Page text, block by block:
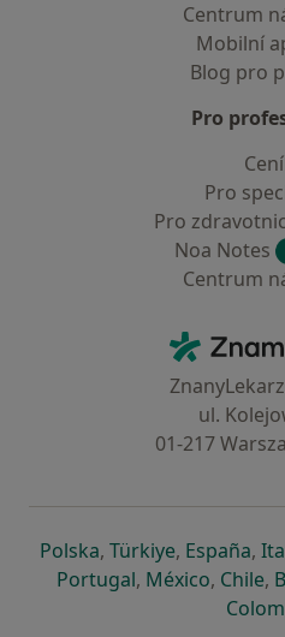
Centrum
Mobilní
Blog pro
Pro
Pro
Pro
Noa Notes
Centrum
ul.
01-217
Polskase otevře v nové
, Türkiyese otevře v
, Españase
,
Portugalse otevře v
, Méxicose
, Chile,